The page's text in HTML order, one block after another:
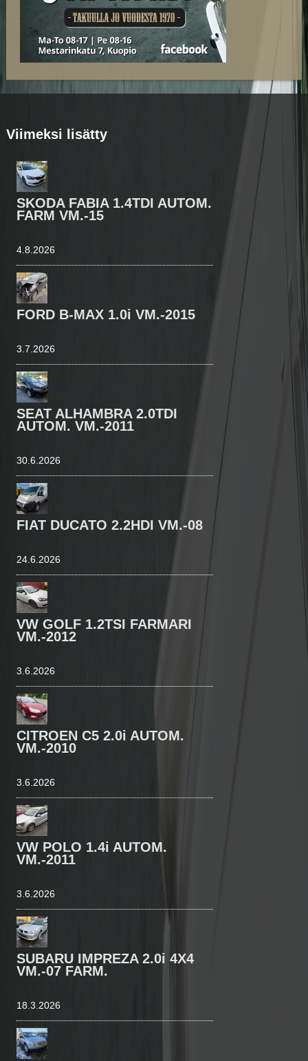
Viimeksi lisätty
SKODA FABIA 1.4TDI AUTOM.
FARM VM.-15
4.8.2026
FORD B-MAX 1.0i VM.-2015
3.7.2026
SEAT ALHAMBRA 2.0TDI
AUTOM. VM.-2011
30.6.2026
FIAT DUCATO 2.2HDI VM.-08
24.6.2026
VW GOLF 1.2TSI FARMARI
VM.-2012
3.6.2026
CITROEN C5 2.0i AUTOM.
VM.-2010
3.6.2026
VW POLO 1.4i AUTOM.
VM.-2011
3.6.2026
SUBARU IMPREZA 2.0i 4X4
VM.-07 FARM.
18.3.2026